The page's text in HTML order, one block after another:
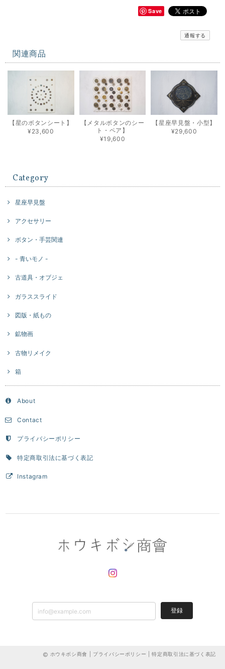
Save
通報する
関連商品
【星のボタンシート】
¥23,600
【メタルボタンのシー
ト・ペア】
¥19,600
【星座早見盤・小型】
¥29,600
Category
星座早見盤
アクセサリー
ボタン・手芸関連
- 青いモノ -
古道具・オブジェ
ガラススライド
図版・紙もの
鉱物画
古物リメイク
箱
About
Contact
プライバシーポリシー
特定商取引法に基づく表記
Instagram
登録
ホウキボシ商會 | プライバシーポリシー |特定商取引法に基づく表記